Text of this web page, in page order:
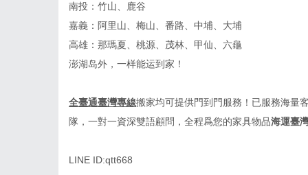
南投：竹山、鹿谷
嘉義：阿里山、梅山、番路、中埔、大埔
高雄：那瑪夏、桃源、茂林、甲仙、六龜
澎湖岛外，一样能运到家！
全臺通臺灣專線搬家均可提供門到門服務！已服務海量
隊，一對一資深雙語顧問，全程爲您的家具物品海運臺
LINE ID:qtt668